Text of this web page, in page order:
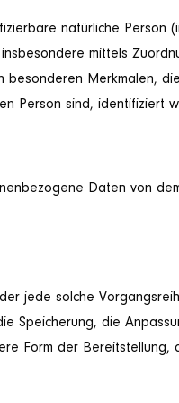
natürliche Person
mittels
Merkmalen,
Person sind, identifiziert
Daten von
jede solche
Speicherung, die
Form der Bereitstellung,